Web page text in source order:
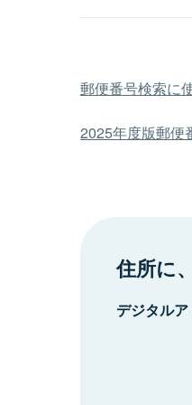
郵便番号検索に
2025年度版郵便
住所に
デジタル